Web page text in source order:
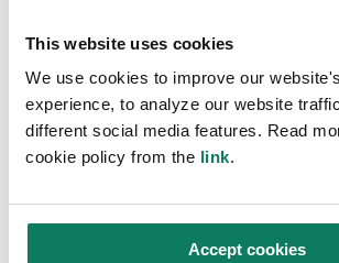
This website uses cookies
We use cookies to improve our
experience, to analyze our website
different social media features. Read
cookie policy from the link.
Accept cookies
producenter, også dem, der er
CO2-aftryksanalyse. Værktøjet
trinvis vejledning til beregning af
CO2-fodaftryk, alt fra
Kom godt i gang